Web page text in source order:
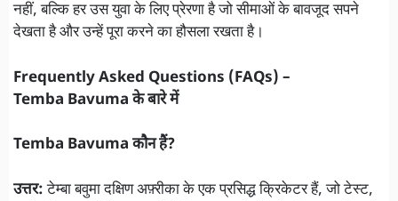
नहीं, बल्कि हर उस युवा के लिए प्रेरणा है जो सीमाओं के बावजूद सपने
देखता है और उन्हें पूरा करने का हौसला रखता है।
Frequently Asked Questions (FAQs) –
Temba Bavuma के बारे में
Temba Bavuma कौन हैं?
उत्तर:टेम्बा बवुमा दक्षिण अफ़्रीका के एक प्रसिद्ध क्रिकेटर हैं, जो टेस्ट,